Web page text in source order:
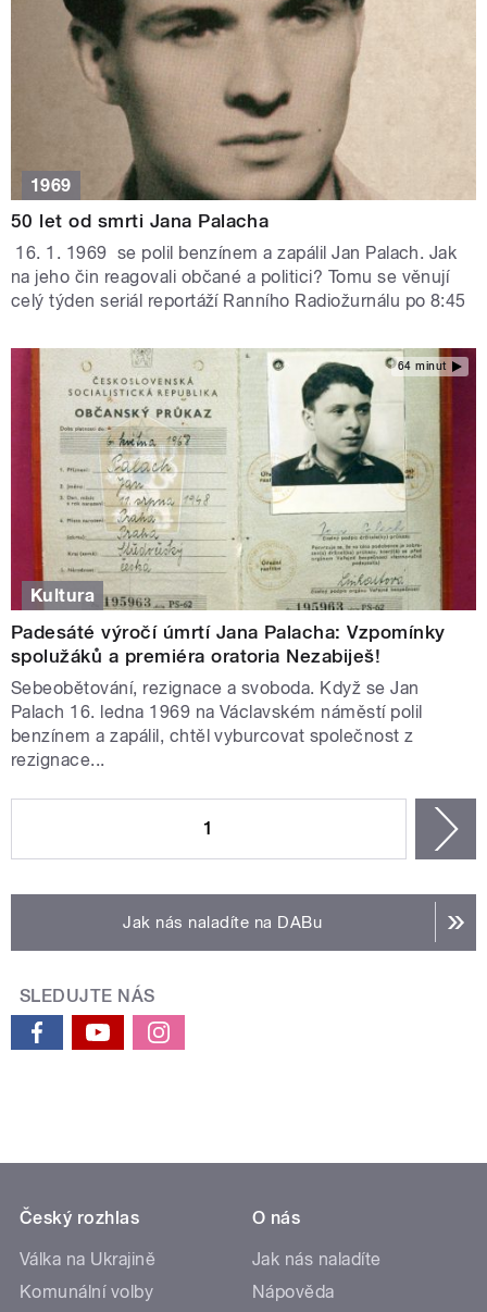
1969
50 let od smrti Jana Palacha
16. 1. 1969 se polil benzínem a zapálil Jan Palach. Jak
na jeho čin reagovali občané a politici? Tomu se věnují
celý týden seriál reportáží Ranního Radiožurnálu po 8:45
64 minut
Kultura
Padesáté výročí úmrtí Jana Palacha: Vzpomínky
spolužáků a premiéra oratoria Nezabiješ!
Sebeobětování, rezignace a svoboda. Když se Jan
Palach 16. ledna 1969 na Václavském náměstí polil
benzínem a zapálil, chtěl vyburcovat společnost z
rezignace...
1
Jak nás naladíte na DABu
SLEDUJTE NÁS
Český rozhlas
Válka na Ukrajině
Komunální volby
O nás
Jak nás naladíte
Nápověda